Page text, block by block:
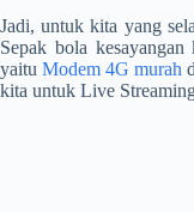
Jadi, untuk kita yang
Sepak bola
yaituModem 4G murah
kita untuk Live